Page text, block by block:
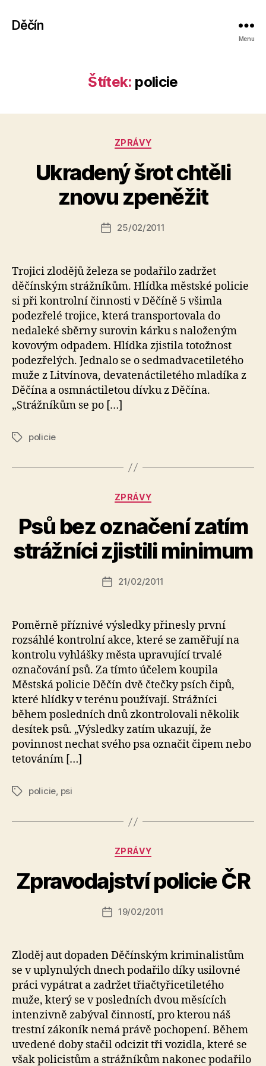
Děčín
Menu
Štítek: policie
Rubriky
ZPRÁVY
Ukradený šrot chtěli
znovu zpeněžit
Autor
příspěvku
A
u
t
o
k
k
Datum
25/02/2011
Trojici zlodějů železa se podařilo zadržet
děčínským strážníkům. Hlídka městské policie
si při kontrolní činnosti v Děčíně 5 všimla
podezřelé trojice, která transportovala do
nedaleké sběrny surovin kárku s naloženým
kovovým odpadem. Hlídka zjistila totožnost
podezřelých. Jednalo se o sedmadvacetiletého
muže z Litvínova, devatenáctiletého mladíka z
Děčína a osmnáctiletou dívku z Děčína.
„Strážníkům se po […]
Štítkypolicie
Rubriky
ZPRÁVY
Psů bez označení zatím
strážníci zjistili minimum
Autor
příspěvku
A
u
t
o
k
k
Datum
21/02/2011
Poměrně příznivé výsledky přinesly první
rozsáhlé kontrolní akce, které se zaměřují na
kontrolu vyhlášky města upravující trvalé
označování psů. Za tímto účelem koupila
Městská policie Děčín dvě čtečky psích čipů,
které hlídky v terénu používají. Strážníci
během posledních dnů zkontrolovali několik
desítek psů. „Výsledky zatím ukazují, že
povinnost nechat svého psa označit čipem nebo
tetováním […]
Štítkypolicie, psi
Rubriky
ZPRÁVY
Zpravodajství policie ČR
Autor
příspěvku
t
o
k
k
Datum
19/02/2011
Zloděj aut dopaden Děčínským kriminalistům
se v uplynulých dnech podařilo díky usilovné
práci vypátrat a zadržet třiačtyřicetiletého
muže, který se v posledních dvou měsících
intenzivně zabýval činností, pro kterou náš
trestní zákoník nemá právě pochopení. Během
uvedené doby stačil odcizit tři vozidla, které se
však policistům a strážníkům nakonec podařilo